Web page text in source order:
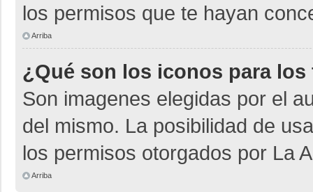
los permisos que te hayan
Arriba
¿Qué son los iconos para los
Son imagenes elegidas por el
del mismo. La posibilidad de
los permisos otorgados por La
Arriba